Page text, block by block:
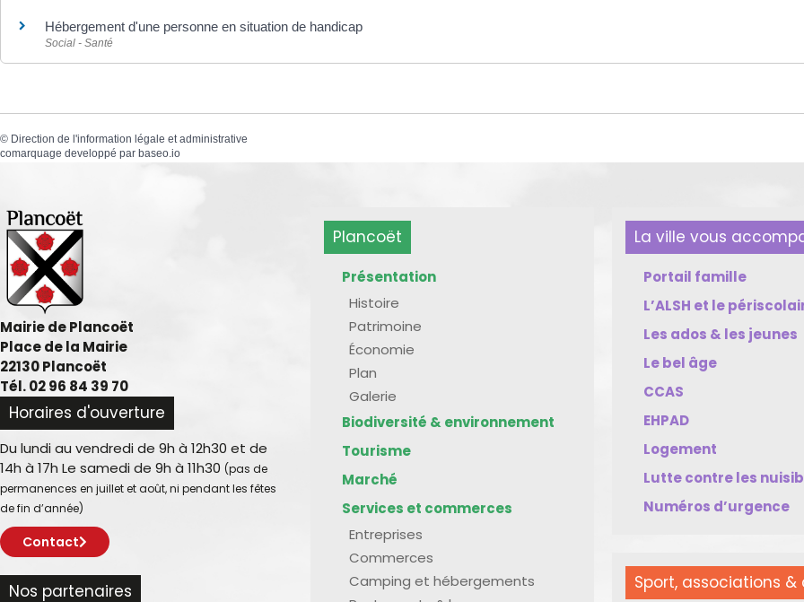
Hébergement d'une personne en situation de handicap
Social - Santé
© Direction de l'information légale et administrative
comarquage developpé par baseo.io
Mairie de Plancoët
Place de la Mairie
22130 Plancoët
Tél. 02 96 84 39 70
Horaires d'ouverture
Du lundi au vendredi de 9h à 12h30 et de
14h à 17h Le samedi de 9h à 11h30 (pas de
permanences en juillet et août, ni pendant les fêtes
de fin d’année)
Contact
Nos partenaires
Plancoët
Présentation
Histoire
Patrimoine
Économie
Plan
Galerie
Biodiversité & environnement
Tourisme
Marché
Services et commerces
Entreprises
Commerces
Camping et hébergements
La ville vous
Portail famille
L’ALSH et le
Les ados & les jeunes
Le bel âge
CCAS
EHPAD
Logement
Lutte contre les
Numéros d’urgence
Sport, associations &